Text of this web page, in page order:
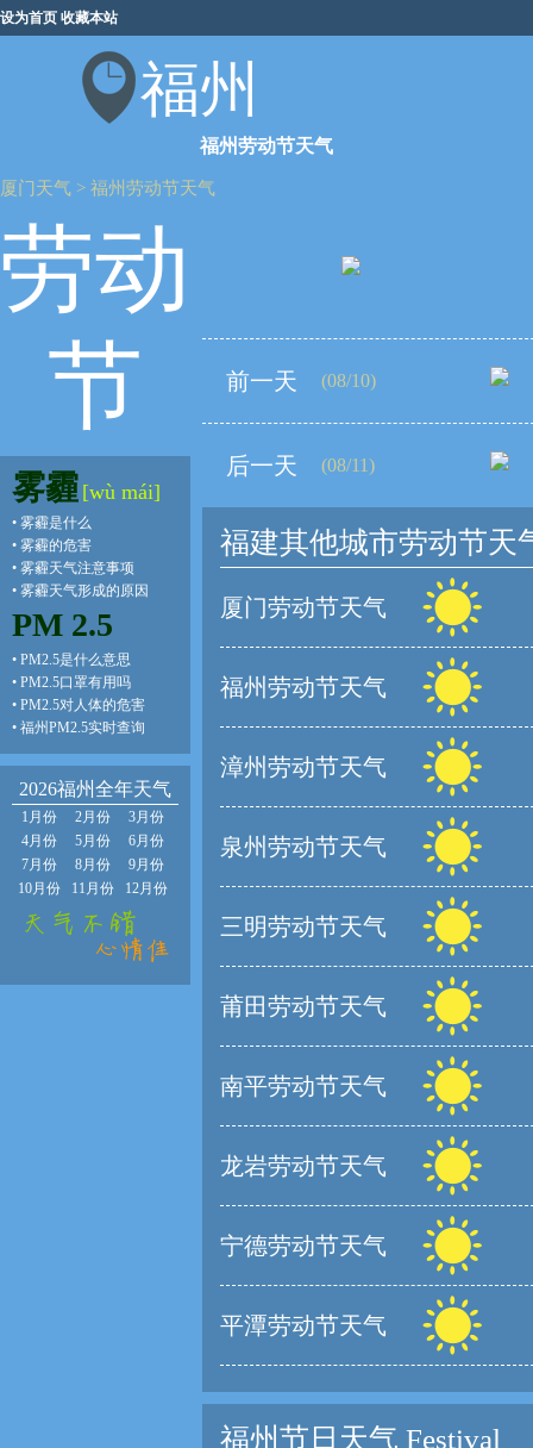
设为首页 收藏本站
福州
福州劳动节天气
厦门天气 > 福州劳动节天气
劳动
节
雾霾 [wù mái]
• 雾霾是什么
• 雾霾的危害
• 雾霾天气注意事项
• 雾霾天气形成的原因
PM 2.5
• PM2.5是什么意思
• PM2.5口罩有用吗
• PM2.5对人体的危害
• 福州PM2.5实时查询
2026福州全年天气
1月份 2月份
3月份
4月份
5月份
6月份
7月份
8月份
9月份
10月份
11月份 12月份
前一天 (08/10)
后一天 (08/11)
福建其他城市劳动节天
厦门劳动节天气
福州劳动节天气
漳州劳动节天气
泉州劳动节天气
三明劳动节天气
莆田劳动节天气
南平劳动节天气
龙岩劳动节天气
宁德劳动节天气
平潭劳动节天气
福州节日天气 Festival